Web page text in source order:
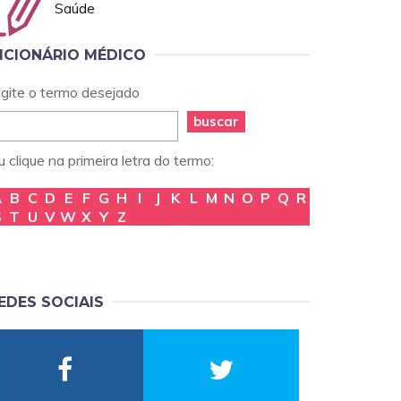
Saúde
MÉDICO
o termo desejado
buscar
clique na primeira letra do termo:
B C D E F G H I J K L M N O P Q R
T U V W X Y Z
SOCIAIS